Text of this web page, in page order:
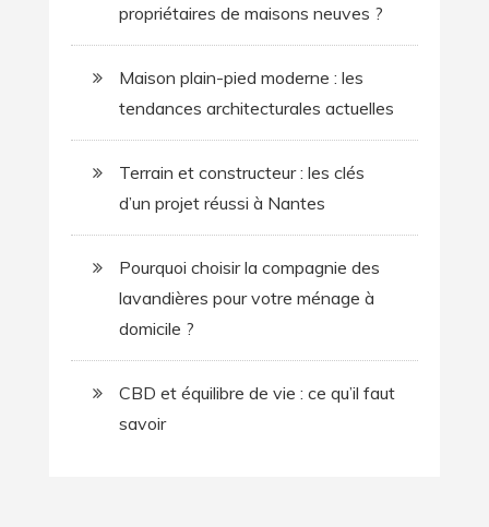
propriétaires de maisons neuves ?
Maison plain-pied moderne : les
tendances architecturales actuelles
Terrain et constructeur : les clés
d’un projet réussi à Nantes
Pourquoi choisir la compagnie des
lavandières pour votre ménage à
domicile ?
CBD et équilibre de vie : ce qu’il faut
savoir